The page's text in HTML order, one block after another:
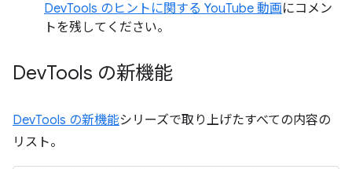
DevTools のヒントに関する YouTube 動画にコメン
トを残してください。
DevTools の新機能
DevTools の新機能シリーズで取り上げたすべての内容の
リスト。